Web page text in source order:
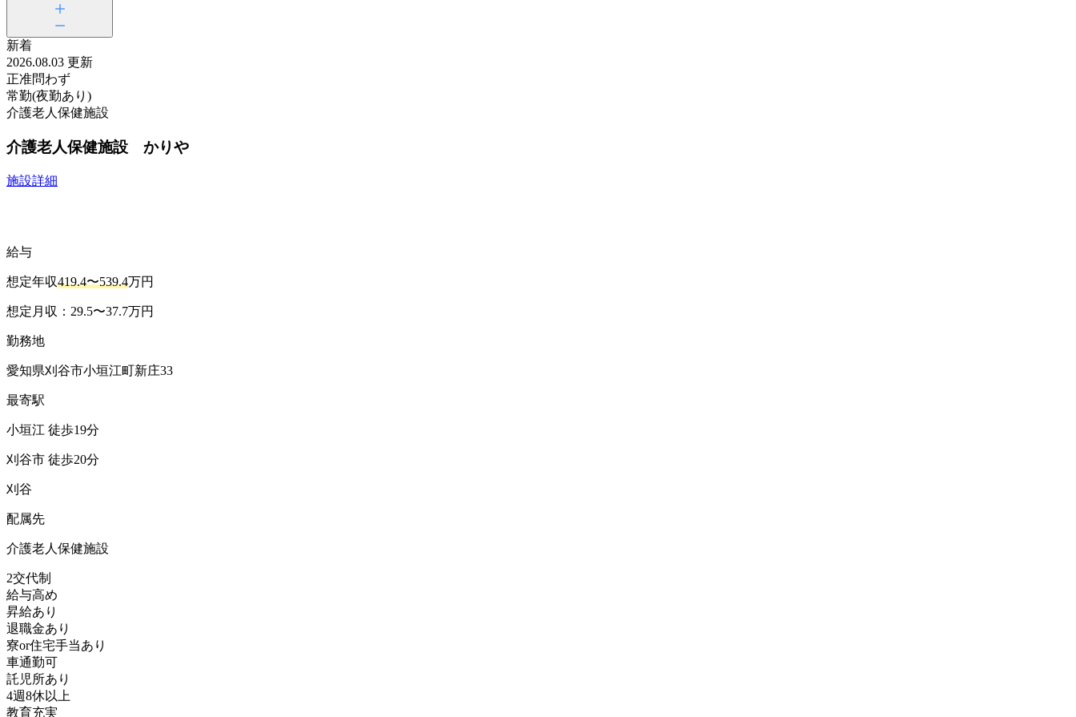
新着
2026.08.03 更新
正准問わず
常勤(夜勤あり)
介護老人保健施設
介護老人保健施設 かりや
施設詳細
給与
想定年収419.4〜539.4万円
想定月収：29.5〜37.7万円
勤務地
愛知県刈谷市小垣江町新庄33
最寄駅
小垣江 徒歩19分
刈谷市 徒歩20分
刈谷
配属先
介護老人保健施設
2交代制
給与高め
昇給あり
退職金あり
寮or住宅手当あり
車通勤可
託児所あり
4週8休以上
教育充実